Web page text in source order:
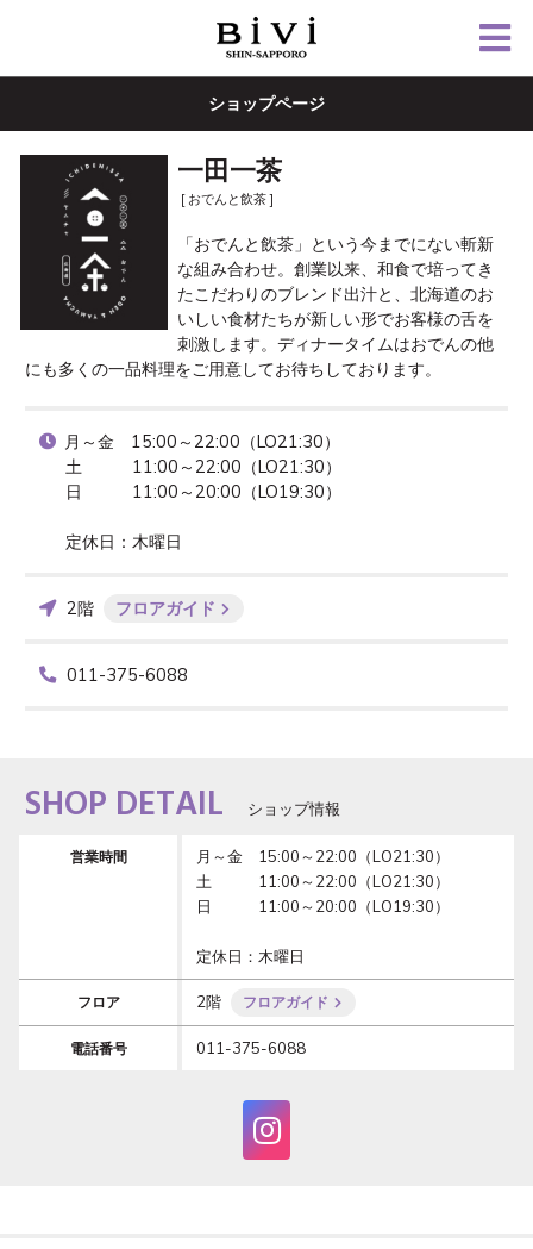
ショップページ
一田一茶
[ おでんと飲茶 ]
「おでんと飲茶」という今までにない斬新
な組み合わせ。創業以来、和食で培ってき
たこだわりのブレンド出汁と、北海道のお
いしい食材たちが新しい形でお客様の舌を
刺激します。ディナータイムはおでんの他
にも多くの一品料理をご用意してお待ちしております。
月～金　15:00～22:00（LO21:30）
土　　　11:00～22:00（LO21:30）
日　　　11:00～20:00（LO19:30）
2階 フロアガイド
011-375-6088
SHOP DETAIL ショップ情報
営業時間
月～金　15:00～22:00（LO21:30）
土　　　11:00～22:00（LO21:30）
日　　　11:00～20:00（LO19:30）
フロア 2階 フロアガイド
電話番号 011-375-6088